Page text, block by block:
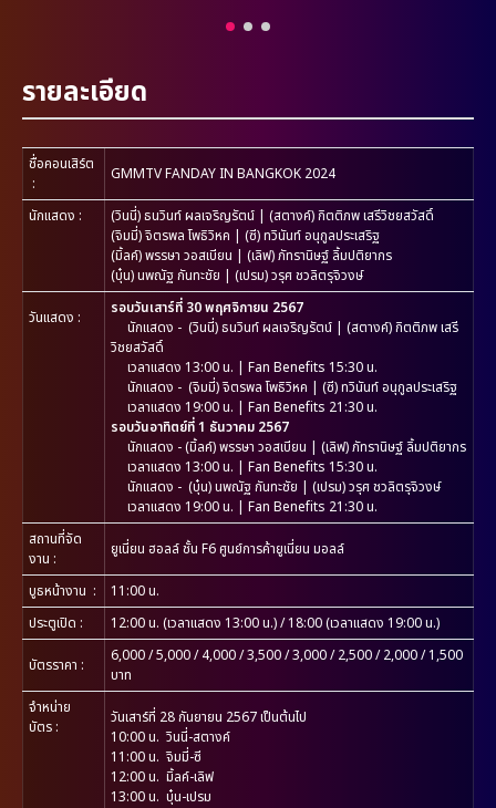
รายละเอียด
ชื่อคอนเสิร์ต
:
GMMTV FANDAY IN BANGKOK 2024
นักแสดง :
(วินนี่) ธนวินท์ ผลเจริญรัตน์ | (สตางค์) กิตติภพ เสรีวิชยสวัสดิ์
(จิมมี่) จิตรพล โพธิวิหค | (ซี) ทวินันท์ อนุกูลประเสริฐ
(มิ้ลค์) พรรษา วอสเบียน | (เลิฟ) ภัทรานิษฐ์ ลิ้มปติยากร
(บุ๋น) นพณัฐ กันทะชัย | (เปรม) วรุศ ชวลิตรุจิวงษ์
วันแสดง :
รอบวันเสาร์ที่ 30 พฤศจิกายน 2567
นักแสดง - (วินนี่) ธนวินท์ ผลเจริญรัตน์ | (สตางค์) กิตติภพ เสรี
วิชยสวัสดิ์
เวลาแสดง 13:00 น. | Fan Benefits 15:30 น.
นักแสดง - (จิมมี่) จิตรพล โพธิวิหค | (ซี) ทวินันท์ อนุกูลประเสริฐ
เวลาแสดง 19:00 น. | Fan Benefits 21:30 น.
รอบวันอาทิตย์ที่ 1 ธันวาคม 2567
นักแสดง - (มิ้ลค์) พรรษา วอสเบียน | (เลิฟ) ภัทรานิษฐ์ ลิ้มปติยากร
เวลาแสดง 13:00 น. | Fan Benefits 15:30 น.
นักแสดง - (บุ๋น) นพณัฐ กันทะชัย | (เปรม) วรุศ ชวลิตรุจิวงษ์
เวลาแสดง 19:00 น. | Fan Benefits 21:30 น.
สถานที่จัด
งาน : ยูเนี่ยน ฮอลล์ ชั้น F6 ศูนย์การค้ายูเนี่ยน มอลล์
บูธหน้างาน :
11:00 น.
ประตูเปิด : 12:00 น. (เวลาแสดง 13:00 น.) / 18:00 (เวลาแสดง 19:00 น.)
บัตรราคา :
6,000 / 5,000 / 4,000 / 3,500 / 3,000 / 2,500 / 2,000 / 1,500
บาท
จำหน่าย
บัตร :
วันเสาร์ที่ 28 กันยายน 2567 เป็นต้นไป
10:00 น. วินนี่-สตางค์
11:00 น. จิมมี่-ซี
12:00 น. มิ้ลค์-เลิฟ
13:00 น. บุ๋น-เปรม